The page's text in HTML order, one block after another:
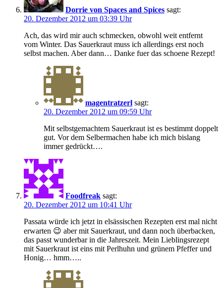
Dorrie von Spaces and Spices sagt:
20. Dezember 2012 um 03:39 Uhr
Ach, das wird mir auch schmecken, obwohl weit entfernt
vom Winter. Das Sauerkraut muss ich allerdings erst noch
selbst machen. Aber dann… Danke fuer das schoene Rezept!
magentratzerl sagt:
20. Dezember 2012 um 09:59 Uhr
Mit selbstgemachtem Sauerkraut ist es bestimmt doppelt
gut. Vor dem Selbermachen habe ich mich bislang
immer gedrückt….
Foodfreak sagt:
20. Dezember 2012 um 10:41 Uhr
Passata würde ich jetzt in elsässischen Rezepten erst mal nicht
erwarten 😉 aber mit Sauerkraut, und dann noch überbacken,
das passt wunderbar in die Jahreszeit. Mein Lieblingsrezept
mit Sauerkraut ist eins mit Perlhuhn und grünem Pfeffer und
Honig… hmm…..